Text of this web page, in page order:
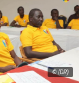
© (DR)